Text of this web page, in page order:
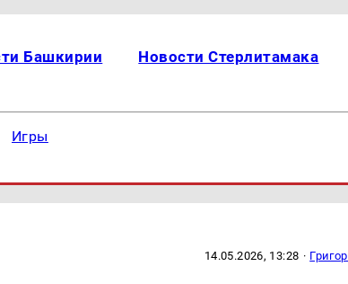
Башкирии Новости Стерлитамака
Игры
14.05.2026, 13:28 ·